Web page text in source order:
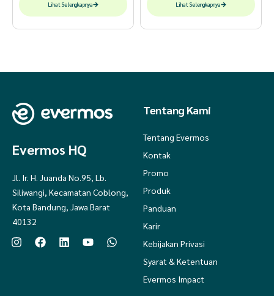
Lihat Selengkapnya Lihat Selengkapnya
Evermos HQ
Jl. Ir. H. Juanda No.95, Lb.
Siliwangi, Kecamatan Coblong,
Kota Bandung, Jawa Barat
40132
Tentang Kami
Tentang Evermos
Kontak
Promo
Produk
Panduan
Karir
Kebijakan Privasi
Syarat & Ketentuan
Evermos Impact